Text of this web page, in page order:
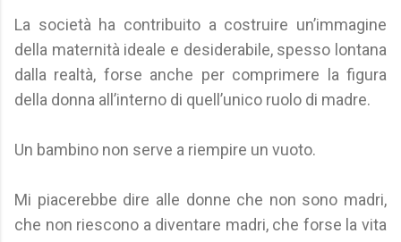
La società ha contribuito a costruire un’immagine
della maternità ideale e desiderabile, spesso lontana
dalla realtà, forse anche per comprimere la figura
della donna all’interno di quell’unico ruolo di madre.
Un bambino non serve a riempire un vuoto.
Mi piacerebbe dire alle donne che non sono madri,
che non riescono a diventare madri, che forse la vita